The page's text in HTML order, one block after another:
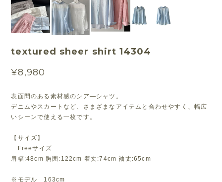
textured sheer shirt 14304
¥8,980
表面間のある素材感のシア―シャツ。
デニムやスカートなど、さまざまなアイテムと合わせやすく、幅広
いシーンで使える一枚です。
【サイズ】
Freeサイズ
肩幅:48cm 胸囲:122cm 着丈:74cm 袖丈:65cm
※モデル 163cm